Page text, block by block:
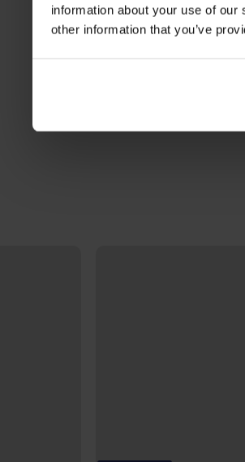
information about your use of
other information that you’ve